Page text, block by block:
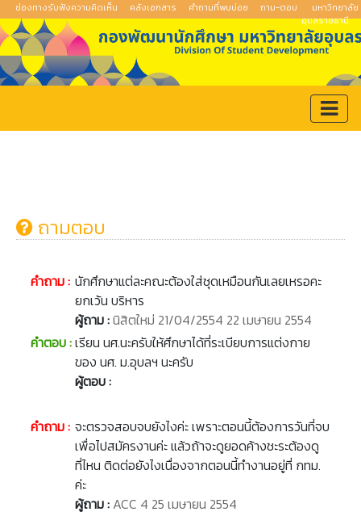
ช่องทางรับฟังความคิดเห็น คลังเอกสาร คำถามที่พบบ่อย ถาม-ตอบ
มหาวิทยาลัย
อุบลราชธานี
ถามตอบ
คำถาม : นักศึกษาแต่ละคณะต้องใส่ชุดเหมือนกันเลยเหรอคะ
ยกเว้น บริหาร
ผู้ถาม :นิสิตใหม่ 21/04/2554 22 เมษายน 2554
คำตอบ :เรียน นศ.นะครับให้ศึกษาได้ที่ระเบียบการแต่งกาย
ของ นศ. ม.อุบลฯ นะครับ
ผู้ตอบ :
คำถาม : จะตรวจสอบจบยังไงค่ะ เพราะตอนนี้ต้องการวันที่จบ
เพื่อไปสมัครงานค่ะ แล้วถ้าจะดูยอดค้างชะระต้องดู
ที่ไหน ติดต่อยังไงเนื่องจากตอนนี้ทำงานอยู่ที่ กทม.
ค่ะ
ผู้ถาม : ACC 4 25 เมษายน 2554